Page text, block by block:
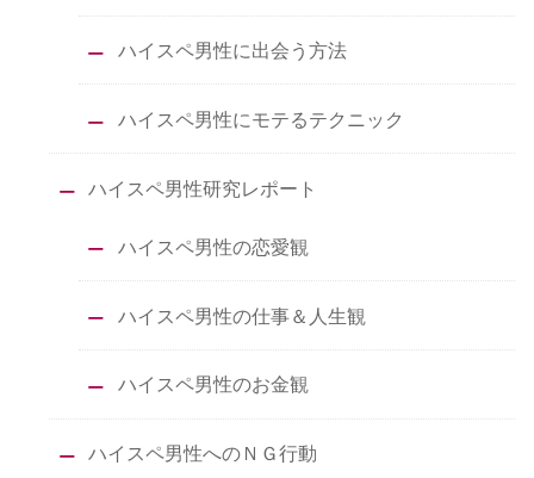
ハイスペ男性に出会う方法
ハイスペ男性にモテるテクニック
ハイスペ男性研究レポート
ハイスペ男性の恋愛観
ハイスペ男性の仕事＆人生観
ハイスペ男性のお金観
ハイスペ男性へのＮＧ行動